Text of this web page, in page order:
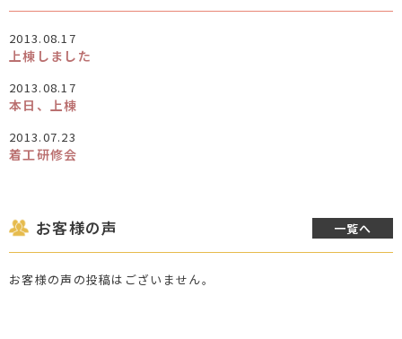
2013.08.17
上棟しました
2013.08.17
本日、上棟
2013.07.23
着工研修会
お客様の声 一覧へ
お客様の声の投稿はございません。